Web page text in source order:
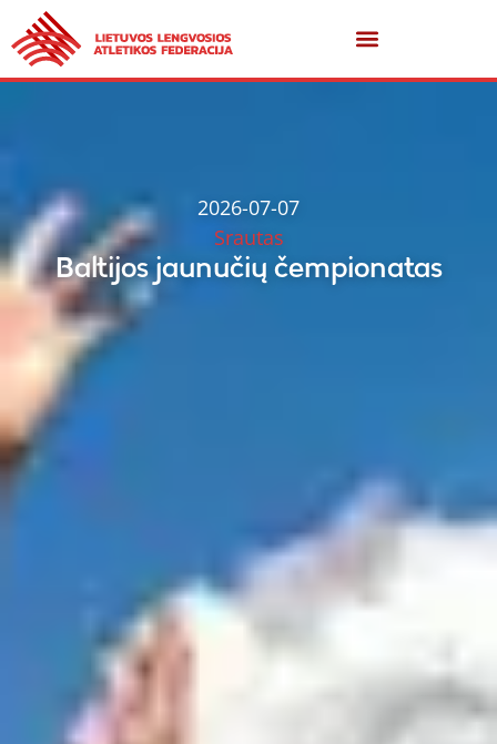
2026-07-07
Srautas
Baltijos jaunučių čempionatas